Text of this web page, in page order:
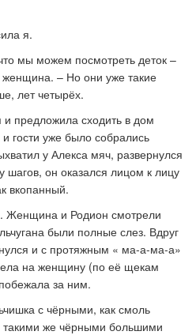
я.
мы можем посмотреть деток –
– Но они уже такие
лет четырёх.
предложила сходить в дом
гости уже было собрались
у Алекса мяч, развернулся
шагов, он оказался лицом к лицу
вкопанный.
Женщина и Родион смотрели
были полные слез. Вдруг
и с протяжным « ма-а-ма-а»
на женщину (по её щекам
за ним.
с чёрными, как смоль
же чёрными большими